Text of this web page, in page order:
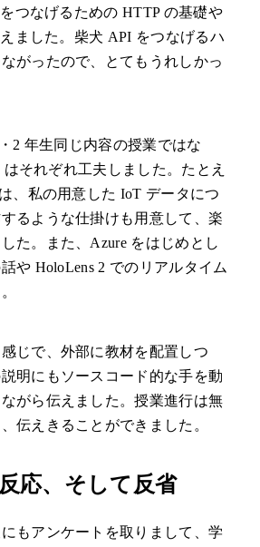
つなげるための HTTP の基礎や
ました。柴犬 API をつなげるハ
がったので、とてもうれしかっ
2 年生同じ内容の授業ではな
それぞれ工夫しました。たとえ
、私の用意した IoT データにつ
るような仕掛けも用意して、楽
た。また、Azure をはじめとし
や HoloLens 2 でのリアルタイム
じで、外部に教材を配置しつ
明にもソースコード的な手を動
がら伝えました。授業進行は無
伝えきることができました。
応、そして反省
もアンケートを取りまして、学